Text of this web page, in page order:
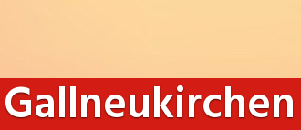
Gallneukirchen